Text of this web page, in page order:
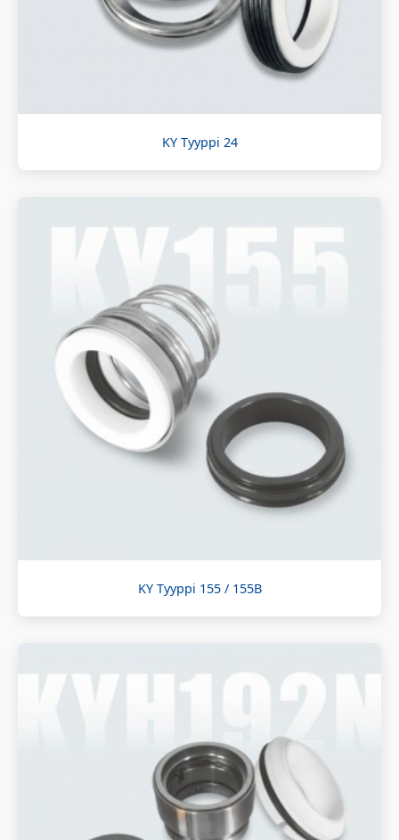
KY Tyyppi 24
KY Tyyppi 155 / 155B